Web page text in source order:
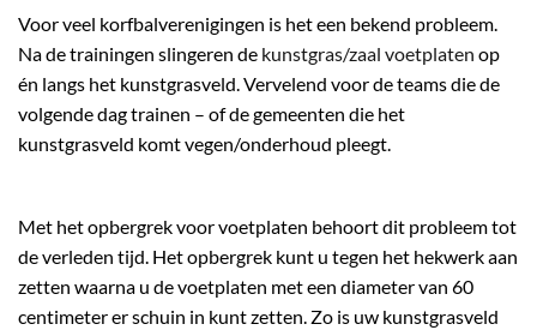
Voor veel korfbalverenigingen is het een bekend probleem.
Na de trainingen slingeren de kunstgras/zaal voetplaten op
én langs het kunstgrasveld. Vervelend voor de teams die de
volgende dag trainen – of de gemeenten die het
kunstgrasveld komt vegen/onderhoud pleegt.
Met het opbergrek voor voetplaten behoort dit probleem tot
de verleden tijd. Het opbergrek kunt u tegen het hekwerk aan
zetten waarna u de voetplaten met een diameter van 60
centimeter er schuin in kunt zetten. Zo is uw kunstgrasveld